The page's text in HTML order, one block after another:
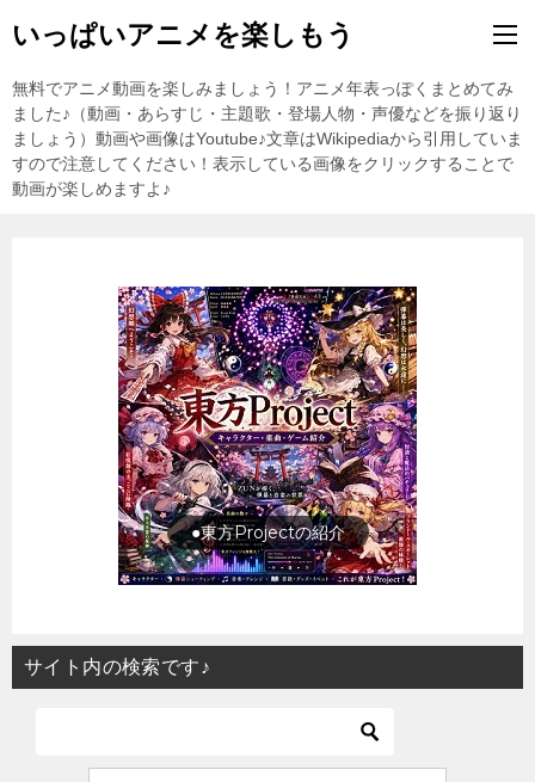
いっぱいアニメを楽しもう
無料でアニメ動画を楽しみましょう！アニメ年表っぽくまとめてみ
ました♪（動画・あらすじ・主題歌・登場人物・声優などを振り返り
ましょう）動画や画像はYoutube♪文章はWikipediaから引用していま
すので注意してください！表示している画像をクリックすることで
動画が楽しめますよ♪
●東方Projectの紹介
サイト内の検索です♪